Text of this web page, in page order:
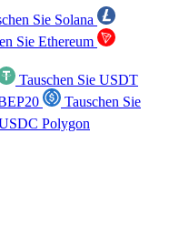
Sie Solana
Sie Ethereum
Tauschen Sie USDT
Tauschen Sie
Polygon